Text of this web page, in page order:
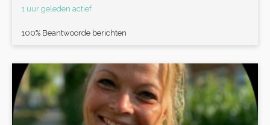
1 uur geleden actief
100% Beantwoorde berichten